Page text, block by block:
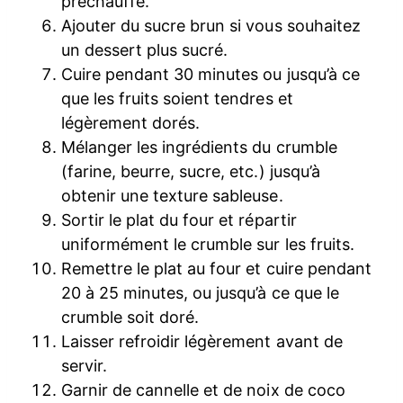
Ajouter du sucre brun si vous souhaitez
un dessert plus sucré.
Cuire pendant 30 minutes ou jusqu’à ce
que les fruits soient tendres et
légèrement dorés.
Mélanger les ingrédients du crumble
(farine, beurre, sucre, etc.) jusqu’à
obtenir une texture sableuse.
Sortir le plat du four et répartir
uniformément le crumble sur les fruits.
Remettre le plat au four et cuire pendant
20 à 25 minutes, ou jusqu’à ce que le
crumble soit doré.
Laisser refroidir légèrement avant de
servir.
Garnir de cannelle et de noix de coco